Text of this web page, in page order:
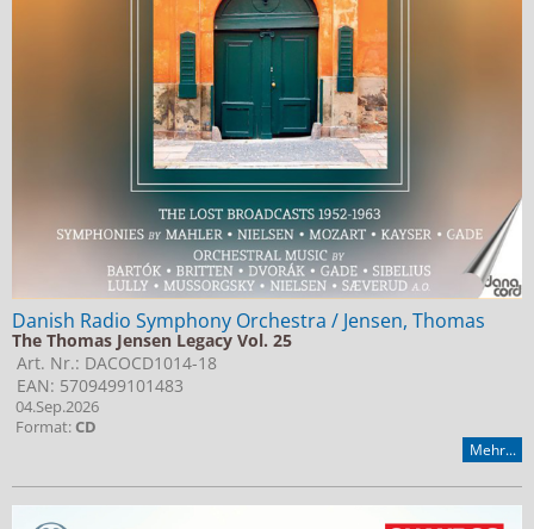
Naxos Deutschland Blog
Danish Radio Symphony Orchestra / Jensen, Thomas
The Thomas Jensen Legacy Vol. 25
Art. Nr.: DACOCD1014-18
EAN: 5709499101483
04.Sep.2026
Format:CD
Mehr...